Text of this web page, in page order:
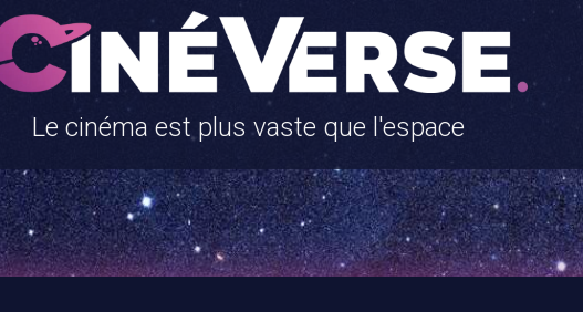
Le cinéma est plus vaste que l'espace